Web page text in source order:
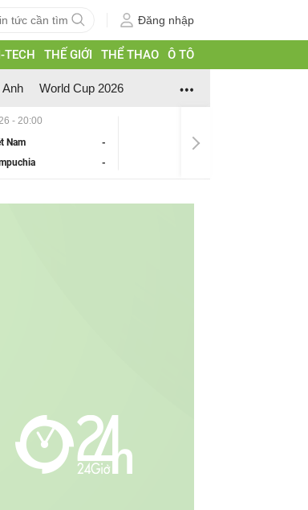
Đăng nhập
TECH THẾ GIỚI THỂ THAO Ô TÔ
Anh World Cup 2026
- 20:00
Nam
-
-